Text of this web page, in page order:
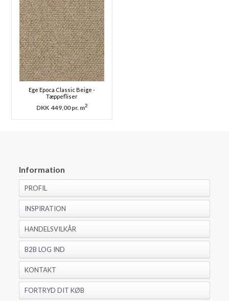
Ege Epoca Classic Beige -
Tæppefliser
DKK449,00 pr. m2
Information
PROFIL
INSPIRATION
HANDELSVILKÅR
B2B LOG IND
KONTAKT
FORTRYD DIT KØB